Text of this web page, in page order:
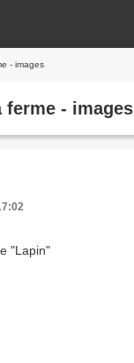
- images
ferme - images